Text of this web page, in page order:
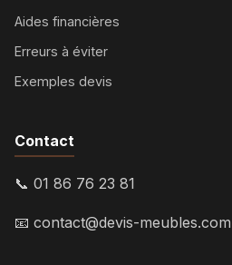
Aides financières
Erreurs à éviter
Exemples devis
Contact
📞 01 86 76 23 81
📧 contact@devis-meubles.com